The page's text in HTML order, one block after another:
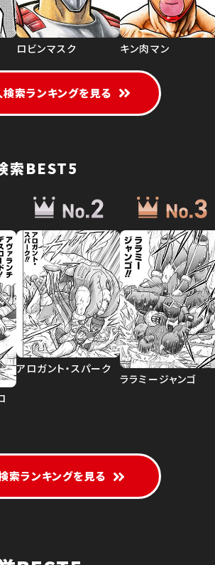
ロビンマスク キン肉マン
索ランキングを見る
索BEST5
アロガント・スパーク
ララミージャンゴ
索ランキングを見る